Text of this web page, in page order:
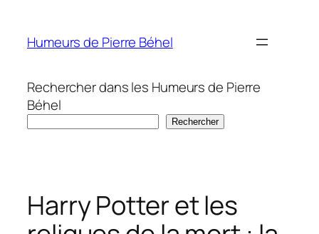
contenu
Humeurs de Pierre Béhel
Rechercher dans les Humeurs de Pierre
Béhel
Rechercher
Harry Potter et les